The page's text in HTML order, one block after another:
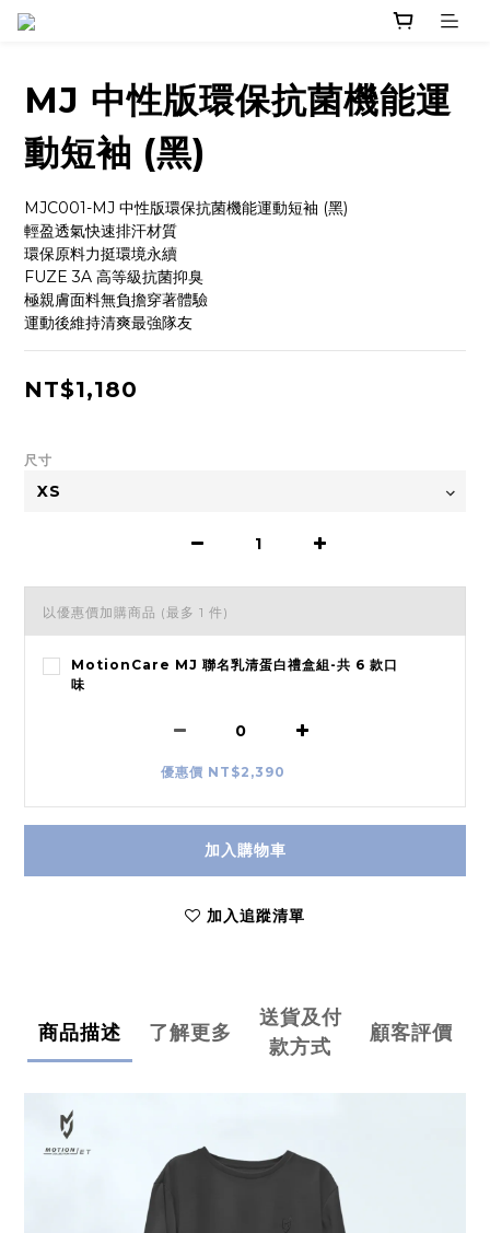
MJ 中性版環保抗菌機能運
動短袖 (黑)
MJC001-MJ 中性版環保抗菌機能運動短袖 (黑)
輕盈透氣快速排汗材質
環保原料力挺環境永續
FUZE 3A 高等級抗菌抑臭
極親膚面料無負擔穿著體驗
運動後維持清爽最強隊友
NT$1,180
尺寸
以優惠價加購商品 (最多 1 件)
MotionCare MJ 聯名乳清蛋白禮盒組-共 6 款口
味
優惠價 NT$2,390
加入購物車
加入追蹤清單
商品描述 了解更多
送貨及付
款方式
顧客評價